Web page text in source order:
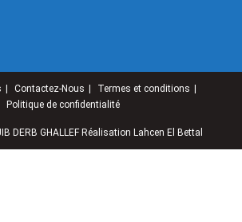
Contactez-Nous
Termes et conditions
Politique de confidentialité
DERB GHALLEF Réalisation Lahcen El Bettal